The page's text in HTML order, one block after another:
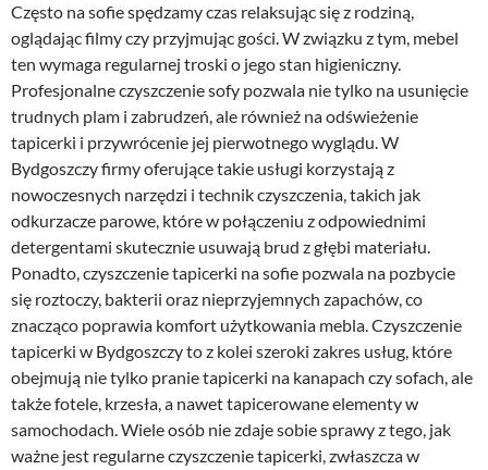
Często na sofie spędzamy czas relaksując się z rodziną,
oglądając filmy czy przyjmując gości. W związku z tym, mebel
ten wymaga regularnej troski o jego stan higieniczny.
Profesjonalne czyszczenie sofy pozwala nie tylko na usunięcie
trudnych plam i zabrudzeń, ale również na odświeżenie
tapicerki i przywrócenie jej pierwotnego wyglądu. W
Bydgoszczy firmy oferujące takie usługi korzystają z
nowoczesnych narzędzi i technik czyszczenia, takich jak
odkurzacze parowe, które w połączeniu z odpowiednimi
detergentami skutecznie usuwają brud z głębi materiału.
Ponadto, czyszczenie tapicerki na sofie pozwala na pozbycie
się roztoczy, bakterii oraz nieprzyjemnych zapachów, co
znacząco poprawia komfort użytkowania mebla. Czyszczenie
tapicerki w Bydgoszczy to z kolei szeroki zakres usług, które
obejmują nie tylko pranie tapicerki na kanapach czy sofach, ale
także fotele, krzesła, a nawet tapicerowane elementy w
samochodach. Wiele osób nie zdaje sobie sprawy z tego, jak
ważne jest regularne czyszczenie tapicerki, zwłaszcza w